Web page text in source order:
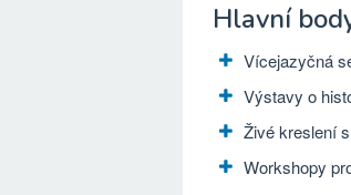
Hlavní
Vícejazyčná
Výstavy o
Živé kreslení
Workshopy